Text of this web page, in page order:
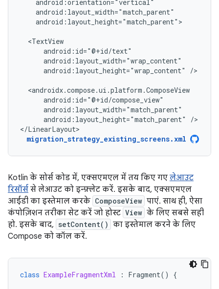
android:layout_height="match_parent">
android:layout_height="wrap_content"
/>
android:layout_height="match_parent"
/>
</LinearLayout>
migration_strategy_existing_screens.xml
Kotlin के सोर्स कोड में, एक्सएमएल में तय किए गए लेआउट
रिसॉर्स से लेआउट को इन्फ़्लेट करें. इसके बाद, एक्सएमएल
आईडी का इस्तेमाल करके ComposeView पाएं. साथ ही, ऐसा
कंपोज़िशन तरीका सेट करें जो होस्ट View के लिए सबसे सही
हो. इसके बाद, setContent() का इस्तेमाल करने के लिए
Compose को कॉल करें.
class ExampleFragmentXml : Fragment() {